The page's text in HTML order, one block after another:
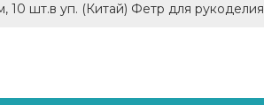
10 шт.в уп. (Китай) Фетр для рукоделия